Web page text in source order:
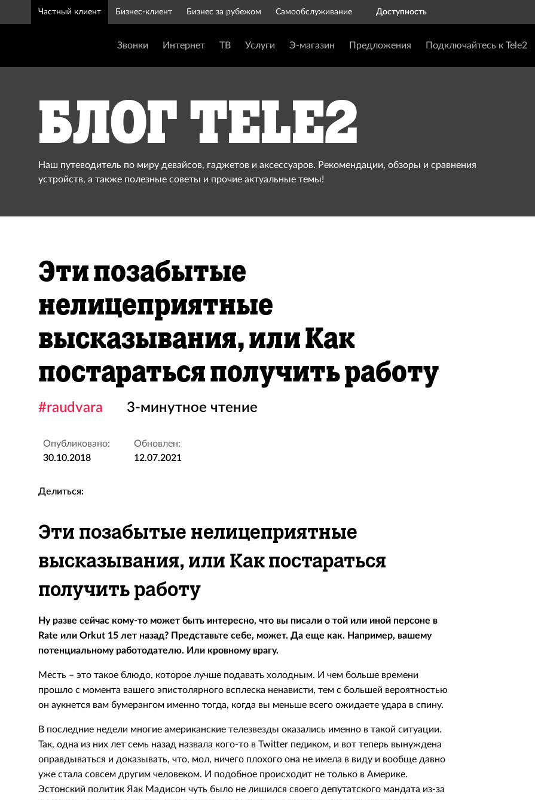
Частный клиент Бизнес-клиент Бизнес за рубежом Самообслуживание Доступность
Звонки Интернет ТВ Услуги Э-магазин Предложения Подключайтесь к Tele2
Блог Tele2
Наш путеводитель по миру девайсов, гаджетов и аксессуаров. Рекомендации, обзоры и сравнения
устройств, а также полезные советы и прочие актуальные темы!
Эти позабытые
нелицеприятные
высказывания, или Как
постараться получить работу
#raudvara 3-минутное чтение
Опубликовано:
30.10.2018
Обновлен:
12.07.2021
Делиться:
Эти позабытые нелицеприятные
высказывания, или Как постараться
получить работу
Ну разве сейчас кому-то может быть интересно, что вы писали о той или иной персоне в
Rate или Orkut 15 лет назад? Представьте себе, может. Да еще как. Например, вашему
потенциальному работодателю. Или кровному врагу.
Месть – это такое блюдо, которое лучше подавать холодным. И чем больше времени
прошло с момента вашего эпистолярного всплеска ненависти, тем с большей вероятностью
он аукнется вам бумерангом именно тогда, когда вы меньше всего ожидаете удара в спину.
В последние недели многие американские телезвезды оказались именно в такой ситуации.
Так, одна из них лет семь назад назвала кого-то в Twitter педиком, и вот теперь вынуждена
оправдываться и доказывать, что, мол, ничего плохого она не имела в виду и вообще давно
уже стала совсем другим человеком. И подобное происходит не только в Америке.
Эстонский политик Яак Мадисон чуть было не лишился своего депутатского мандата из-за